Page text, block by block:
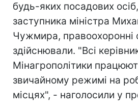
будь-яких посадових
заступника міністра
Чужмира, правоохоронні
здійснювали. "Всі
Мінагрополітики
звичайному режимі на
місцях", - наголосили у